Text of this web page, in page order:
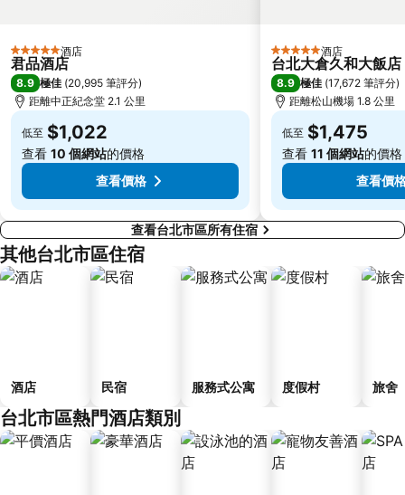
淡水老街
基隆廟口夜市
捷運民權西路站
行天宮
頂溪捷運站
永康街
大直美麗華
台北橋捷運站
5 星級 酒店
君品酒店
8.9 極佳 (20,995 筆評分)
距離中正紀念堂 2.1 公里
低至 $1,022
查看 10 個網站的價格
查看價格
5 星級 酒店
台北大倉久和大飯店
8.9 極佳 (17,672 筆評分)
距離松山機場 1.8 公里
低至 $1,475
查看 11 個網站的價格
查看價
查看台北市區所有住宿
其他台北市區住宿
酒店 民宿 服務式公寓 度假村 旅舍
台北市區熱門酒店類別